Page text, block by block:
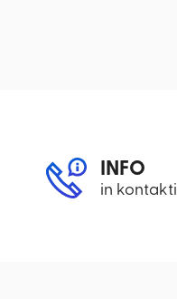
INFO
in kontakti